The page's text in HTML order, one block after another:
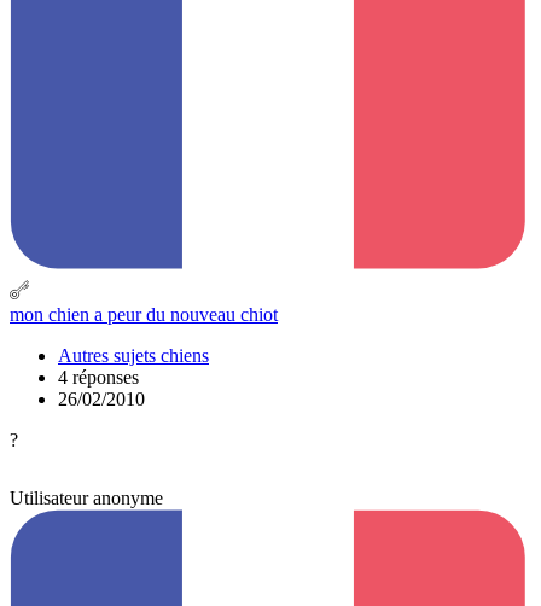
mon chien a peur du nouveau chiot
Autres sujets chiens
4 réponses
26/02/2010
?
Utilisateur anonyme